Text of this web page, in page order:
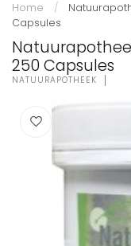
Home /
Capsules
250 Capsules
NATUURAPOTHEEK